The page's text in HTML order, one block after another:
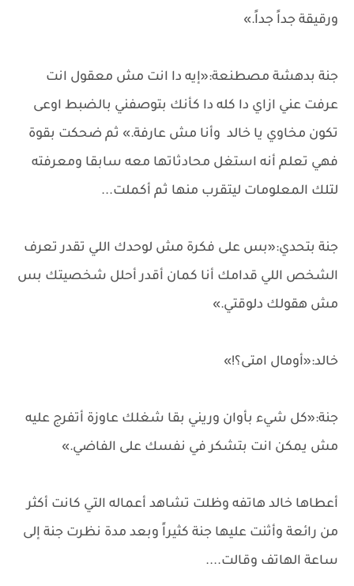
ورقيقة جداً جداً.»
جنة بدهشة مصطنعة:«إيه دا انت مش معقول انت
عرفت عني ازاي دا كله دا كأنك بتوصفني بالضبط اوعى
تكون مخاوي يا خالد وأنا مش عارفة.» ثم ضحكت بقوة
فهي تعلم أنه استغل محادثاتها معه سابقا ومعرفته
لتلك المعلومات ليتقرب منها ثم أكملت...
جنة بتحدي:«بس على فكرة مش لوحدك اللي تقدر تعرف
الشخص اللي قدامك أنا كمان أقدر أحلل شخصيتك بس
مش هقولك دلوقتي.»
خالد:«أومال امتى؟!»
جنة:«كل شيء بأوان وريني بقا شغلك عاوزة أتفرج عليه
مش يمكن انت بتشكر في نفسك على الفاضي.»
أعطاها خالد هاتفه وظلت تشاهد أعماله التي كانت أكثر
من رائعة وأثنت عليها جنة كثيراً وبعد مدة نظرت جنة إلى
ساعة الهاتف وقالت....